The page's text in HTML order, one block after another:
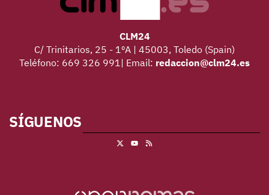
CLM24
C/ Trinitarios, 25 - 1ºA | 45003, Toledo (Spain)
Teléfono: 669 326 991| Email: redaccion@clm24.es
SÍGUENOS